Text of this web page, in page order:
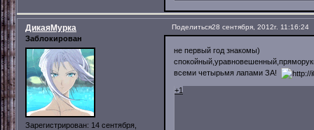
Поделиться28 сентября, 2012г. 11:16:24
ДикаяМурка
Заблокирован
Зарегистрирован: 14 сентября,
не первый год знакомы)
всеми четырьмя лапами ЗА!
+1